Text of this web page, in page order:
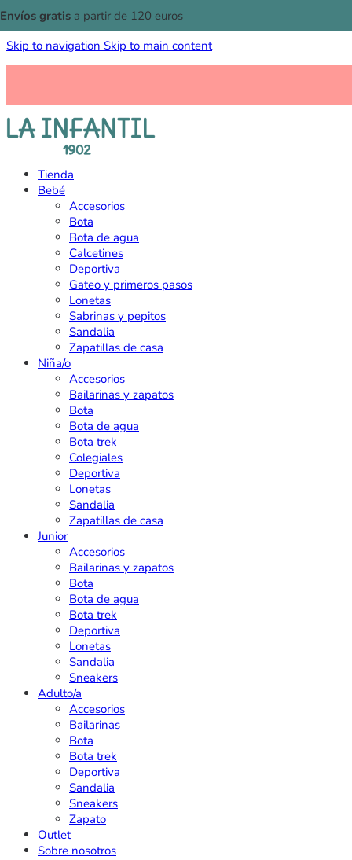
Skip to navigation Skip to main content
Envíos gratis a partir de 120 euros
Tienda
Bebé
Accesorios
Bota
Bota de agua
Calcetines
Deportiva
Gateo y primeros pasos
Lonetas
Sabrinas y pepitos
Sandalia
Zapatillas de casa
Niña/o
Accesorios
Bailarinas y zapatos
Bota
Bota de agua
Bota trek
Colegiales
Deportiva
Lonetas
Sandalia
Zapatillas de casa
Junior
Accesorios
Bailarinas y zapatos
Bota
Bota de agua
Bota trek
Deportiva
Lonetas
Sandalia
Sneakers
Adulto/a
Accesorios
Bailarinas
Bota
Bota trek
Deportiva
Sandalia
Sneakers
Zapato
Outlet
Sobre nosotros